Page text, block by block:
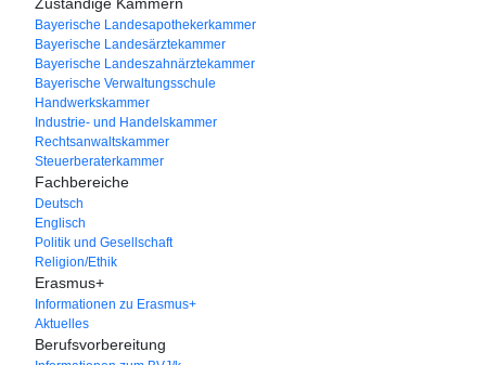
Zuständige Kammern
Bayerische Landesapothekerkammer
Bayerische Landesärztekammer
Bayerische Landeszahnärztekammer
Bayerische Verwaltungsschule
Handwerkskammer
Industrie- und Handelskammer
Rechtsanwaltskammer
Steuerberaterkammer
Fachbereiche
Deutsch
Englisch
Politik und Gesellschaft
Religion/Ethik
Erasmus+
Informationen zu Erasmus+
Aktuelles
Berufsvorbereitung